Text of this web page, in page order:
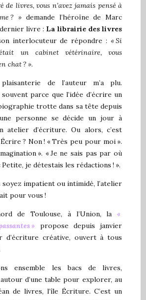
de livres, vous n’avez jamais pensé à
? » demande l’héroïne de Marc
livre : La librairie des livres
interlocuteur de répondre : « Si
un cabinet vétérinaire, vous
chat ? ».
de l’auteur m’a plu.
parce que l’idée d’écrire un
trotte dans sa tête depuis
personne se décide un jour à
atelier d’écriture. Ou alors, c’est
? Non ! « Très peu pour moi ».
». « Je ne sais pas par où
Petite, je détestais les rédactions ! ».
soyez impatient ou intimidé, l’atelier
pour vous !
de Toulouse, à l’Union, la «
» propose depuis janvier
d’écriture créative, ouvert à tous
ensemble les bacs de livres,
d’une table pour explorer, au
de livres, l’île Écriture. C’est un